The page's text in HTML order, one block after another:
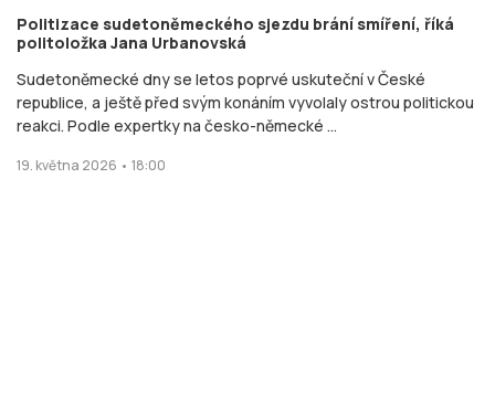
Politizace sudetoněmeckého sjezdu brání smíření, říká
politoložka Jana Urbanovská
Sudetoněmecké dny se letos poprvé uskuteční v České
republice, a ještě před svým konáním vyvolaly ostrou politickou
reakci. Podle expertky na česko-německé ...
19. května 2026 • 18:00